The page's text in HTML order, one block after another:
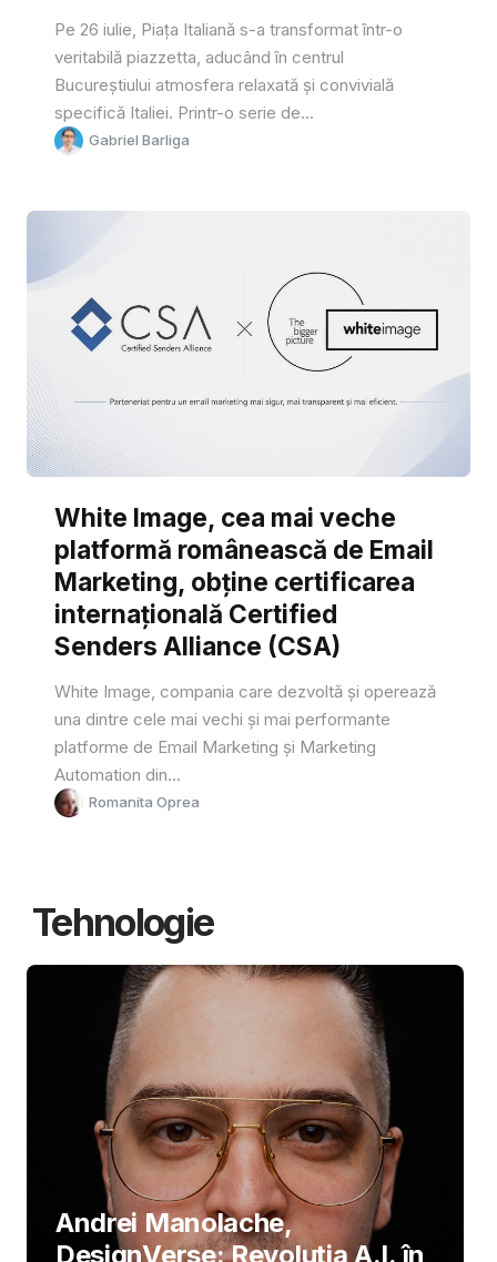
Pe 26 iulie, Piața Italiană s-a transformat într-o
veritabilă piazzetta, aducând în centrul
Bucureștiului atmosfera relaxată și convivială
specifică Italiei. Printr-o serie de...
Gabriel Barliga
White Image, cea mai veche
platformă românească de Email
Marketing, obține certificarea
internațională Certified
Senders Alliance (CSA)
White Image, compania care dezvoltă și operează
una dintre cele mai vechi și mai performante
platforme de Email Marketing și Marketing
Automation din...
Romanita Oprea
Tehnologie
Andrei Manolache,
DesignVerse: Revoluția A.I. în